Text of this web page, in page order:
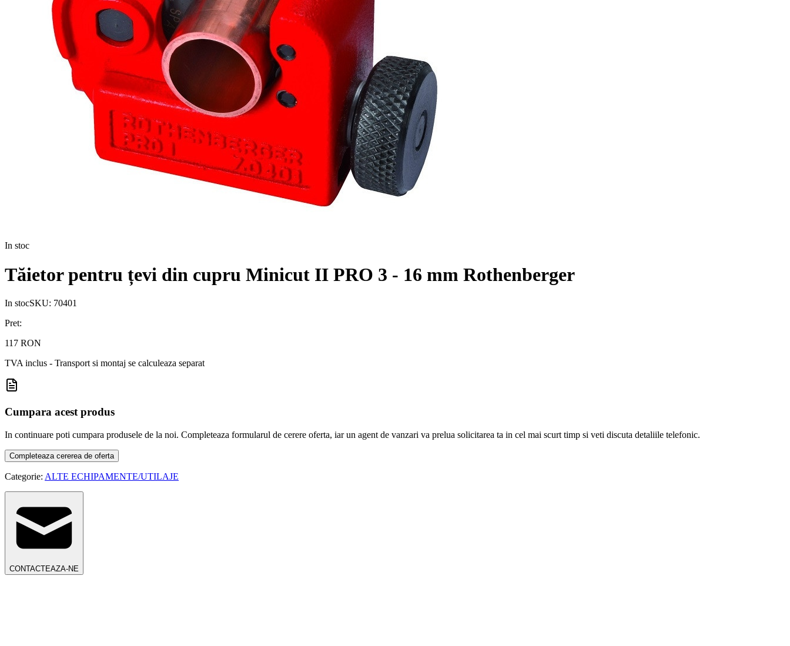
In stoc
Tăietor pentru țevi din cupru Minicut II PRO 3 - 16 mm Rothenberger
In stocSKU: 70401
Pret:
117 RON
TVA inclus - Transport si montaj se calculeaza separat
Cumpara acest produs
In continuare poti cumpara produsele de la noi. Completeaza formularul de cerere oferta, iar un agent de vanzari va prelua solicitarea ta in cel mai scurt timp si veti discuta detaliile telefonic.
Completeaza cererea de oferta
Categorie: ALTE ECHIPAMENTE/UTILAJE
CONTACTEAZA-NE